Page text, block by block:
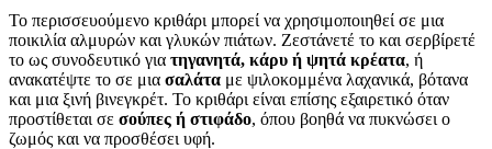
Το περισσευούμενο κριθάρι μπορεί να χρησιμοποιηθεί σε μια
ποικιλία αλμυρών και γλυκών πιάτων. Ζεστάνετέ το και σερβίρετέ
το ως συνοδευτικό για τηγανητά, κάρυ ή ψητά κρέατα, ή
ανακατέψτε το σε μια σαλάτα με ψιλοκομμένα λαχανικά, βότανα
και μια ξινή βινεγκρέτ. Το κριθάρι είναι επίσης εξαιρετικό όταν
προστίθεται σε σούπες ή στιφάδο, όπου βοηθά να πυκνώσει ο
ζωμός και να προσθέσει υφή.